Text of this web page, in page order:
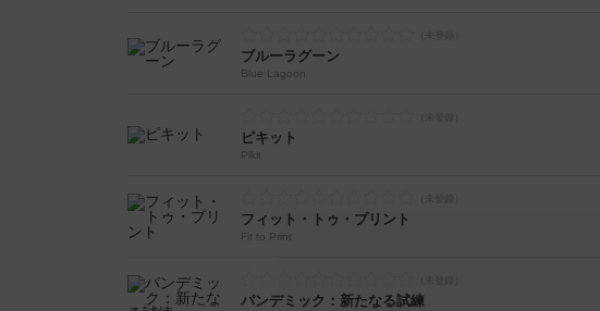
ブルーラグーン
Blue Lagoon
ピキット
Pikit
フィット・トゥ・プリント
Fit to Print
パンデミック：新たなる試練